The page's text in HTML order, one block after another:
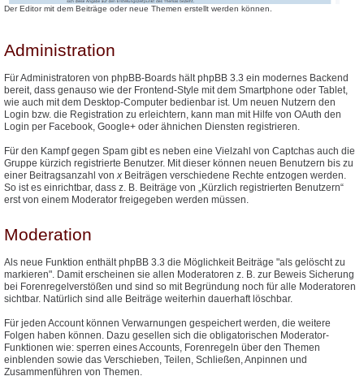
Der Editor mit dem Beiträge oder neue Themen erstellt werden können.
Administration
Für Administratoren von phpBB-Boards hält phpBB 3.3 ein modernes Backend
bereit, dass genauso wie der Frontend-Style mit dem Smartphone oder Tablet,
wie auch mit dem Desktop-Computer bedienbar ist. Um neuen Nutzern den
Login bzw. die Registration zu erleichtern, kann man mit Hilfe von OAuth den
Login per Facebook, Google+ oder ähnichen Diensten registrieren.
Für den Kampf gegen Spam gibt es neben eine Vielzahl von Captchas auch die
Gruppe kürzich registrierte Benutzer. Mit dieser können neuen Benutzern bis zu
einer Beitragsanzahl vonx Beiträgen verschiedene Rechte entzogen werden.
So ist es einrichtbar, dass z. B. Beiträge von „Kürzlich registrierten Benutzern“
erst von einem Moderator freigegeben werden müssen.
Moderation
Als neue Funktion enthält phpBB 3.3 die Möglichkeit Beiträge "als gelöscht zu
markieren". Damit erscheinen sie allen Moderatoren z. B. zur Beweis Sicherung
bei Forenregelverstößen und sind so mit Begründung noch für alle Moderatoren
sichtbar. Natürlich sind alle Beiträge weiterhin dauerhaft löschbar.
Für jeden Account können Verwarnungen gespeichert werden, die weitere
Folgen haben können. Dazu gesellen sich die obligatorischen Moderator-
Funktionen wie: sperren eines Accounts, Forenregeln über den Themen
einblenden sowie das Verschieben, Teilen, Schließen, Anpinnen und
Zusammenführen von Themen.